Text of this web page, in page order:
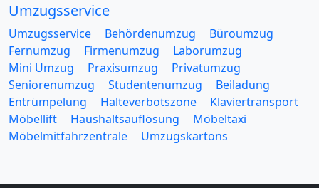
Umzugsservice
Umzugsservice Behördenumzug
Büroumzug
Fernumzug
Firmenumzug
Laborumzug
Mini Umzug
Praxisumzug
Privatumzug
Seniorenumzug
Studentenumzug
Beiladung
Entrümpelung
Halteverbotszone
Klaviertransport
Möbellift
Haushaltsauflösung
Möbeltaxi
Möbelmitfahrzentrale
Umzugskartons